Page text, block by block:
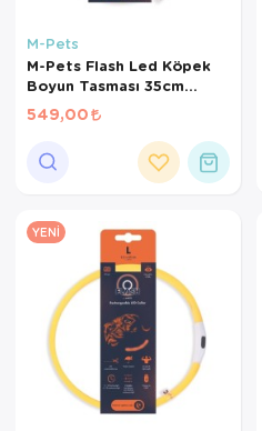
M-Pets
M-Pets Flash Led Köpek
Boyun Tasması 35cm
(Turuncu) [S]
549,00
YENI